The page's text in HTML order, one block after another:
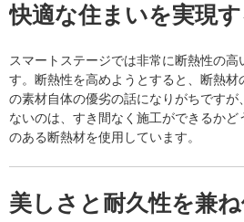
快適な住まいを実現
スマートステージでは非常に断熱性の高
す。断熱性を高めようとすると、断熱
の素材自体の優劣の話になりがちですが
ないのは、すき間なく施工ができるか
のある断熱材を使用しています。
美しさと耐久性を兼